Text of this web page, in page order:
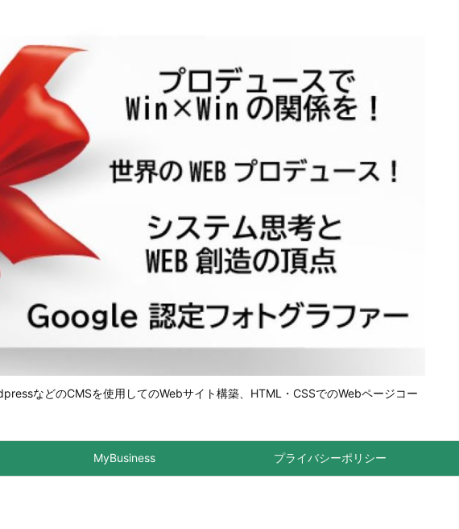
などのCMSを使用してのWebサイト構築、HTML・CSSでのWebページコー
MyBusiness プライバシーポリシー